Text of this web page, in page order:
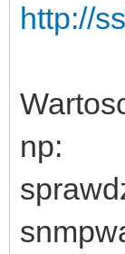
http://
np: